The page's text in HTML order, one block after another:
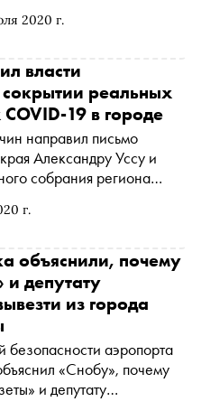
2020 г.
сообщается
г.
власти
реальных
19 в городе
направил письмо
Александру Уссу и
собрания региона
коронавирусом в
службах мэрии
отрицать
объяснили, почему
депутату
из города
аэропорта
«Снобу», почему
и депутату